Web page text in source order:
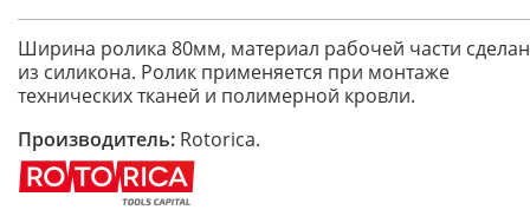
Ширина ролика 80мм, материал рабочей части сделан
из силикона. Ролик применяется при монтаже
технических тканей и полимерной кровли.
Производитель: Rotorica.